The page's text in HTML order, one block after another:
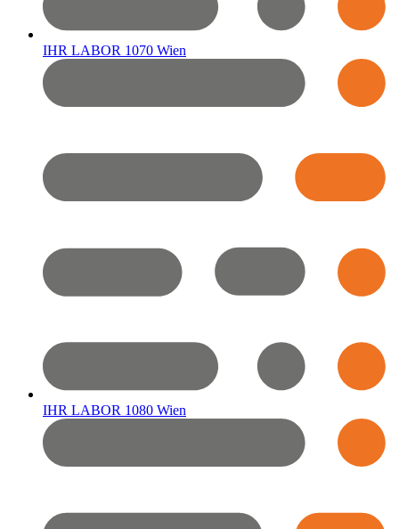
IHR LABOR 1070 Wien
IHR LABOR 1080 Wien